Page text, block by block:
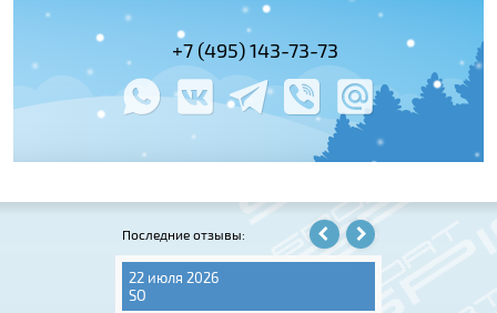
+7 (495) 143-73-73 +7 (800)
+7 (495)
Последние отзывы:
22 июля 2026
SO